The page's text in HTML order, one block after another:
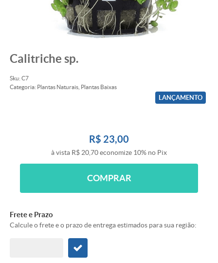
Calitriche sp.
Sku: C7
Categoria: Plantas Naturais Plantas Baixas
LANÇAMENTO
R$ 23,00
à vista R$ 20,70economize 10% no Pix
COMPRAR
Frete e Prazo
Calcule o frete e o prazo de entrega estimados para sua região: